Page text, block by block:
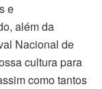
e
além da
Nacional de
cultura para
como tantos